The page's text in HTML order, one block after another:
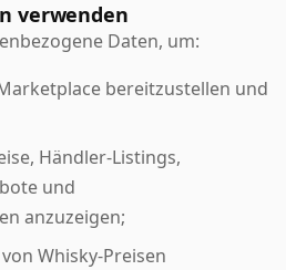
verwenden
Daten, um:
bereitzustellen und
Händler-Listings,
und
anzuzeigen;
Whisky-Preisen